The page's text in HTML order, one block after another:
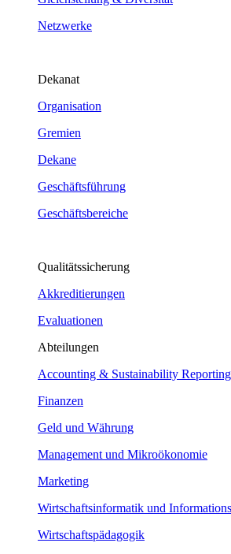
Netzwerke
Dekanat
Organisation
Gremien
Dekane
Geschäftsführung
Geschäftsbereiche
Qualitätssicherung
Akkreditierungen
Evaluationen
Abteilungen
Accounting & Sustainability Reporting
Finanzen
Geld und Währung
Management und Mikroökonomie
Marketing
Wirtschaftsinformatik und
Wirtschaftspädagogik